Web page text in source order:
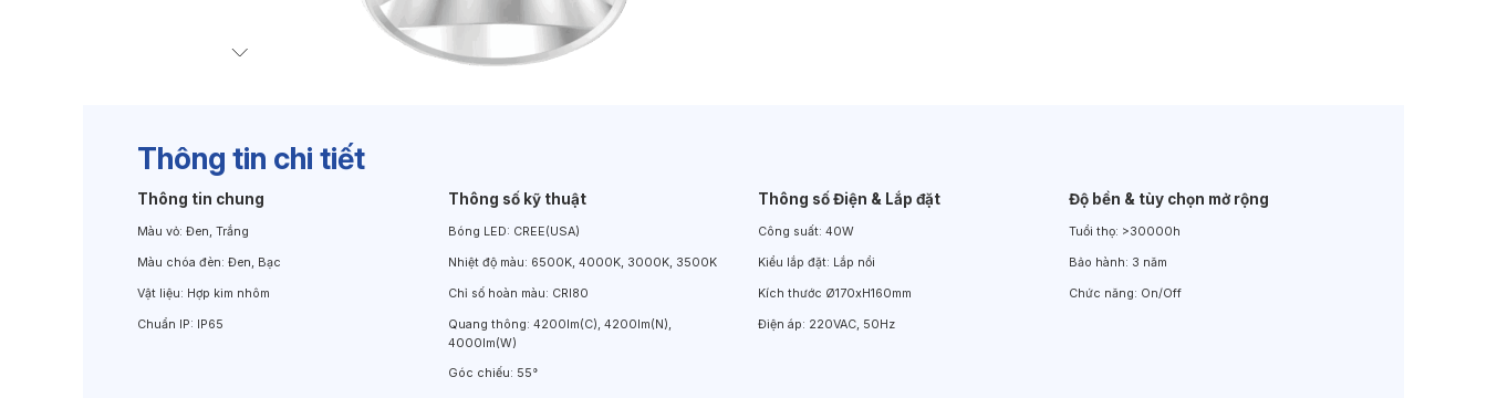
Thông tin chi tiết
Thông tin chung
Màu vỏ: Đen, Trắng
Màu chóa đèn: Đen, Bạc
Vật liệu: Hợp kim nhôm
Chuẩn IP: IP65
Thông số kỹ thuật
Bóng LED: CREE(USA)
Nhiệt độ màu: 6500K, 4000K, 3000K, 3500K
Chỉ số hoàn màu: CRI80
Quang thông: 4200lm(C), 4200lm(N),
4000lm(W)
Góc chiếu: 55°
Thông số Điện & Lắp đặt
Công suất:40W
Kiểu lắp đặt: Lắp nổi
Kích thước Ø170xH160mm
Điện áp: 220VAC, 50Hz
Độ bền & tùy chọn mở rộng
Tuổi thọ: >30000h
Bảo hành: 3 năm
Chức năng: On/Off